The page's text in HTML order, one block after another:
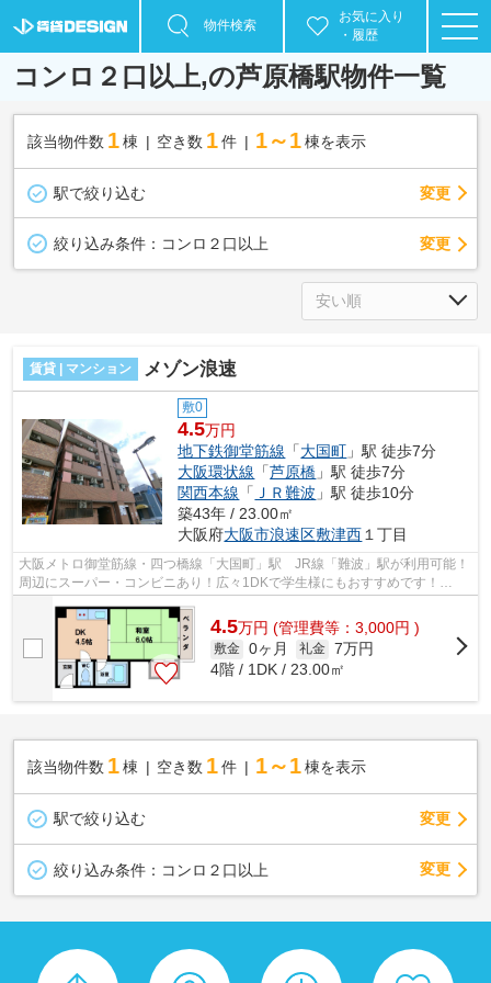
物件検索
お気に入り
・履歴
コンロ２口以上,の芦原橋駅物件一覧
該当物件数 1棟 空き数 1 件 1～1 棟を表示
駅で絞り込む 変更
絞り込み条件： コンロ２口以上 変更
賃貸 | マンション メゾン浪速
敷0
4.5万円
地下鉄御堂筋線 「大国町 」駅 徒歩7分
大阪環状線 「芦原橋 」駅 徒歩7分
関西本線 「 ＪＲ難波 」駅 徒歩10分
築43年 / 23.00㎡
大阪府大阪市浪速区敷津西 １丁目
大阪メトロ御堂筋線・四つ橋線「大国町」駅 JR線「難波」駅が利用可能！
周辺にスーパー・コンビニあり！広々1DKで学生様にもおすすめです！
■□■□■□■□■□■□■□■□■□■□■□■□■□■□■□■□■□■□...
4.5万円 (管理費等：3,000円 )
敷金 0ヶ月 礼金 7万円
4階 / 1DK / 23.00㎡
該当物件数 1棟 空き数 1 件 1～1 棟を表示
駅で絞り込む 変更
絞り込み条件： コンロ２口以上 変更